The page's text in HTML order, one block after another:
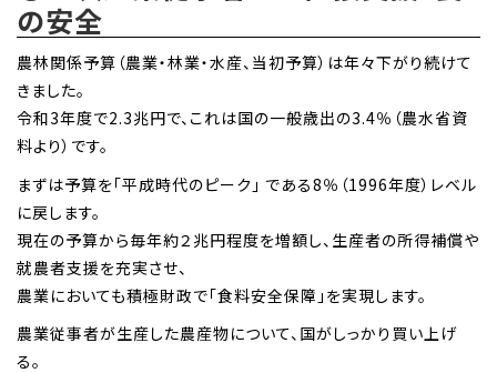
の安全
農林関係予算（農業・林業・水産、当初予算）は年々下がり続けて
きました。
令和3年度で2.3兆円で、これは国の一般歳出の3.4％（農水省資
料より）です。
まずは予算を「平成時代のピーク」 である8％（1996年度）レベル
に戻します。
現在の予算から毎年約２兆円程度を増額し、生産者の所得補償や
就農者支援を充実させ、
農業においても積極財政で「食料安全保障」を実現します。
農業従事者が生産した農産物について、国がしっかり買い上げ
る。